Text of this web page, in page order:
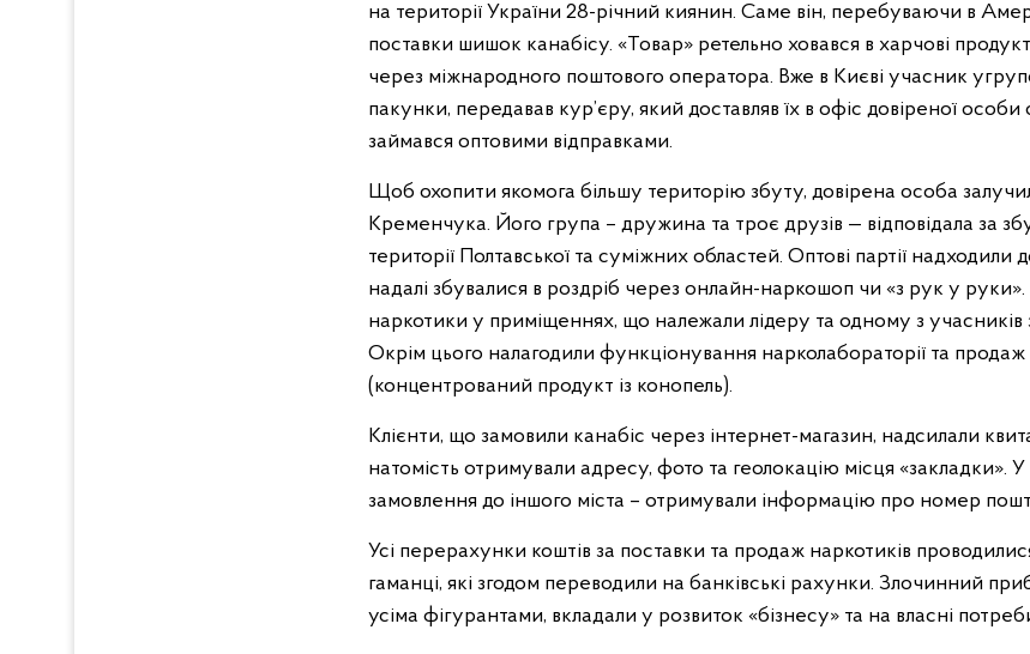
на території України 28-річний киянин. Саме він, перебуваючи в
поставки шишок канабісу. «Товар» ретельно ховався в харчові
через міжнародного поштового оператора. Вже в Києві учасник
пакунки, передавав кур’єру, який доставляв їх в офіс довіреної особи
займався оптовими відправками.
Щоб охопити якомога більшу територію збуту, довірена особа
Кременчука. Його група – дружина та троє друзів — відповідала за
території Полтавської та суміжних областей. Оптові партії
надалі збувалися в роздріб через онлайн-наркошоп чи «з рук у
наркотики у приміщеннях, що належали лідеру та одному з учасників
Окрім цього налагодили функціонування нарколабораторії та
(концентрований продукт із конопель).
Клієнти, що замовили канабіс через інтернет-магазин, надсилали
натомість отримували адресу, фото та геолокацію місця «закладки».
замовлення до іншого міста – отримували інформацію про номер
Усі перерахунки коштів за поставки та продаж наркотиків
гаманці, які згодом переводили на банківські рахунки. Злочинний
усіма фігурантами, вкладали у розвиток «бізнесу» та на власні